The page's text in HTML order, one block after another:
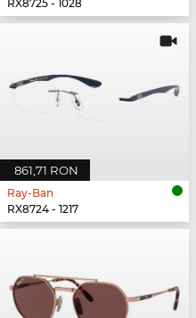
RX8725 - 1028
861,71 RON
Ray-Ban
RX8724 - 1217